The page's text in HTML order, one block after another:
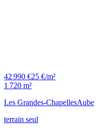
42 990 €25 €/m²
1 720 m²
Les Grandes-ChapellesAube
terrain seul